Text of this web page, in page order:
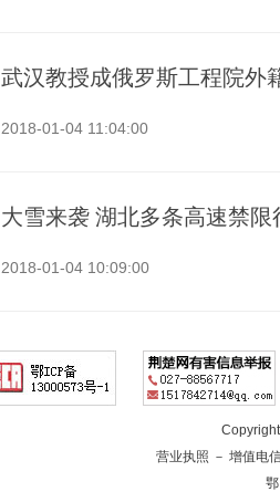
武汉教授成俄罗斯工程院外
2018-01-04 11:04:00
大雪来袭 湖北多条高速禁限
2018-01-04 10:09:00
营业执照 － 增值电